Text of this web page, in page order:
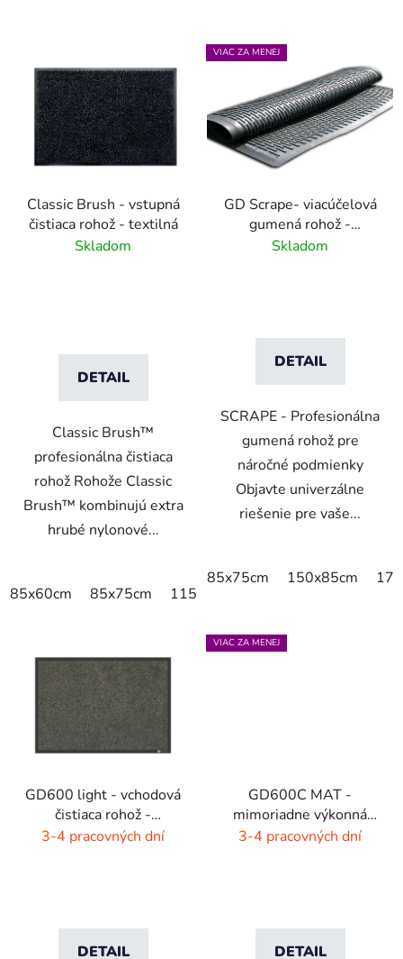
Classic Brush - vstupná
čistiaca rohož - textilná
Skladom
DETAIL
Classic Brush™
profesionálna čistiaca
rohož Rohože Classic
Brush™ kombinujú extra
hrubé nylonové...
85x60cm 85x75cm 115x85cm
VIAC ZA MENEJ
GD Scrape- viacúčelová
gumená rohož -
interiér/exteriér
Skladom
DETAIL
SCRAPE - Profesionálna
gumená rohož pre
náročné podmienky
Objavte univerzálne
riešenie pre vaše...
85x75cm 150x85cm
GD600 light - vchodová
čistiaca rohož -
interiér/exteriér
3-4 pracovných dní
DETAIL
VIAC ZA MENEJ
GD600C MAT -
mimoriadne výkonná
čistiaca rohož - 9 farieb
3-4 pracovných dní
DETAIL